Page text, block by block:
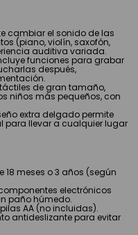
cambiar el sonido de las
(piano, violín, saxofón,
auditiva variada.
funciones para grabar
después,
de gran tamaño,
niños más pequeños, con
extra delgado permite
para llevar a cualquier lugar
18 meses o 3 años (según
electrónicos
paño húmedo.
AA (no incluidas).
antideslizante para evitar